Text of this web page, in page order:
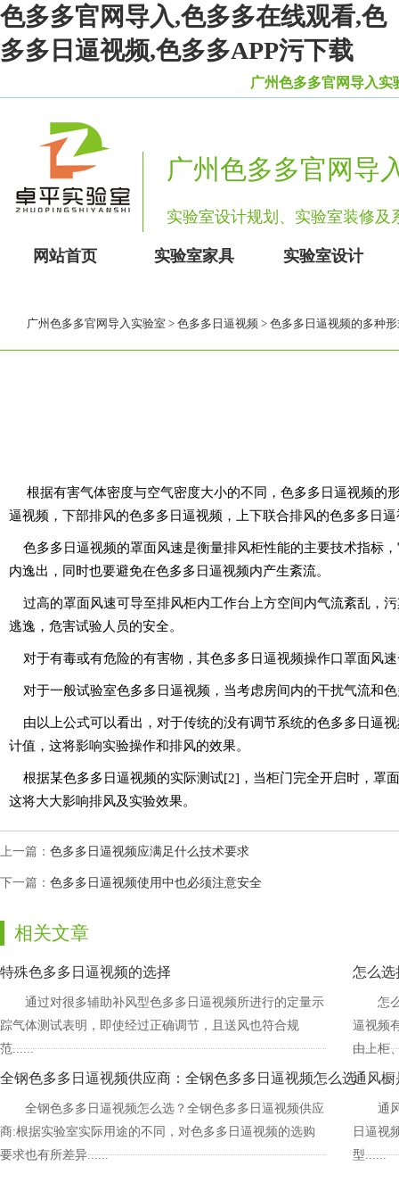
色多多官网导入,色多多在线观看,色
多多日逼视频,色多多APP污下载
广州色多多官网导入实
广州色多多官网导
实验室设计规划、实验室装修
网站首页 实验室家具 实验室设计
广州色多多官网导入实验室 > 色多多日逼视频 > 色多多日逼视频的多种
根据有害气体密度与空气密度大小的不同，色多多日逼视频的形式
逼视频，下部排风的色多多日逼视频，上下联合排风的色多多日逼视
色多多日逼视频的罩面风速是衡量排风柜性能的主要技术指标
内逸出，同时也要避免在色多多日逼视频内产生紊流。
过高的罩面风速可导至排风柜内工作台上方空间内气流紊乱，污
逃逸，危害试验人员的安全。
对于有毒或有危险的有害物，其色多多日逼视频操作口罩面风
对于一般试验室色多多日逼视频，当考虑房间内的干扰气流和色
由以上公式可以看出，对于传统的没有调节系统的色多多日逼视频
计值，这将影响实验操作和排风的效果。
根据某色多多日逼视频的实际测试[2]，当柜门完全开启时
这将大大影响排风及实验效果。
上一篇： 色多多日逼视频应满足什么技术要求
下一篇： 色多多日逼视频使用中也必须注意安全
相关文章
特殊色多多日逼视频的选择
通过对很多辅助补风型色多多日逼视频所进行的定量示
踪气体测试表明，即使经过正确调节，且送风也符合规
范......
怎么选
怎
逼视频
由上柜
全钢色多多日逼视频供应商：全钢色多多日逼视频怎么选
全钢色多多日逼视频怎么选？全钢色多多日逼视频供应
商:根据实验室实际用途的不同，对色多多日逼视频的选购
要求也有所差异......
通风橱
通
日逼视
型......